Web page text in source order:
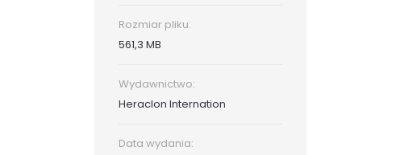
Rozmiar pliku:
561,3 MB
Wydawnictwo:
Heraclon Internation
Data wydania: